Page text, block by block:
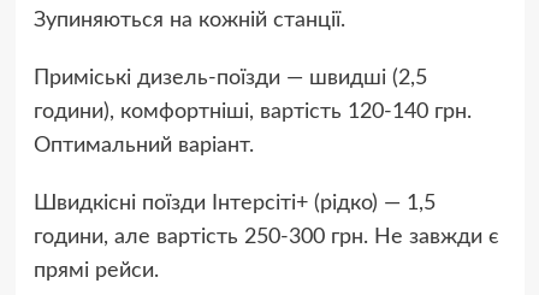
Зупиняються на кожній станції.
Приміські дизель-поїзди — швидші (2,5
години), комфортніші, вартість 120-140 грн.
Оптимальний варіант.
Швидкісні поїзди Інтерсіті+ (рідко) — 1,5
години, але вартість 250-300 грн. Не завжди є
прямі рейси.